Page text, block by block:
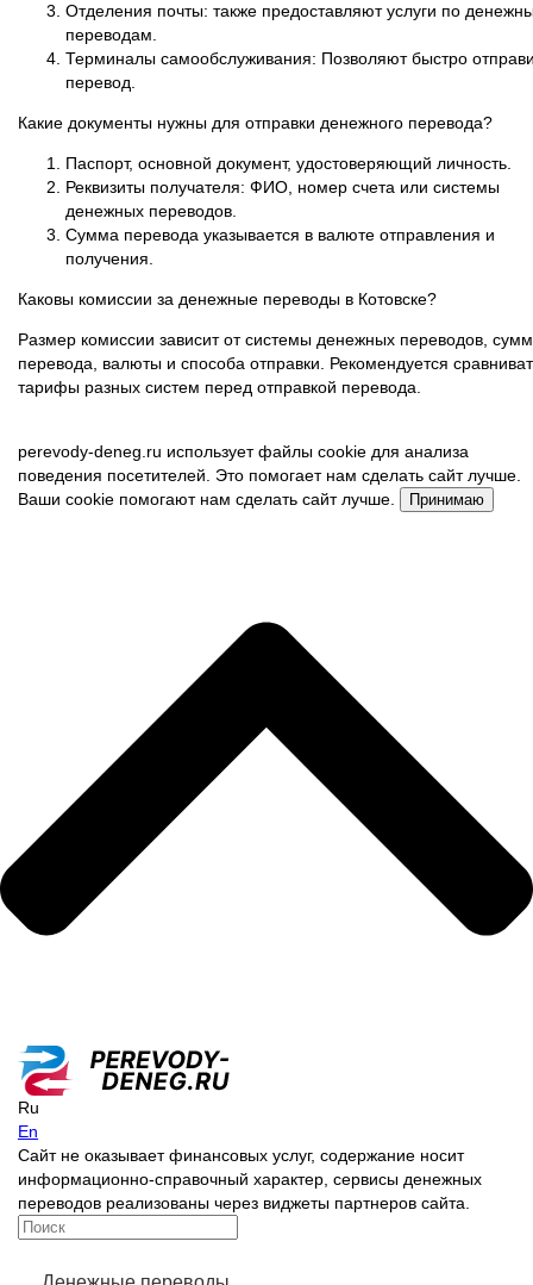
Отделения почты: также предоставляют услуги по
переводам.
Терминалы самообслуживания: Позволяют быстро
перевод.
Какие документы нужны для отправки денежного перевода?
Паспорт, основной документ, удостоверяющий личность.
Реквизиты получателя: ФИО, номер счета или системы
денежных переводов.
Сумма перевода указывается в валюте отправления и
получения.
Каковы комиссии за денежные переводы в Котовске?
Размер комиссии зависит от системы денежных переводов,
перевода, валюты и способа отправки. Рекомендуется
тарифы разных систем перед отправкой перевода.
perevody-deneg.ru использует файлы cookie для анализа
поведения посетителей. Это помогает нам сделать сайт лучше.
Ваши cookie помогают нам сделать сайт лучше.
Принимаю
Ru
En
Сайт не оказывает финансовых услуг, содержание носит
информационно-справочный характер, сервисы денежных
переводов реализованы через виджеты партнеров сайта.